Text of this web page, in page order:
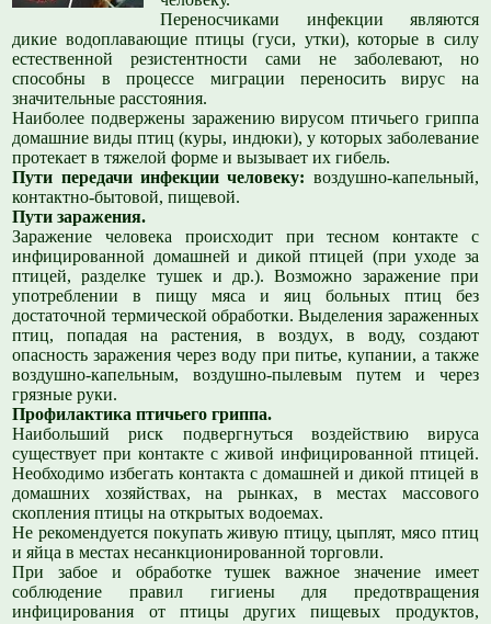
Переносчиками инфекции являются
дикие водоплавающие птицы (гуси, утки), которые в силу
естественной резистентности сами не заболевают, но
способны в процессе миграции переносить вирус на
значительные расстояния.
Наиболее подвержены заражению вирусом птичьего гриппа
домашние виды птиц (куры, индюки), у которых заболевание
протекает в тяжелой форме и вызывает их гибель.
Пути передачи инфекции человеку: воздушно-капельный,
контактно-бытовой, пищевой.
Пути заражения.
Заражение человека происходит при тесном контакте с
инфицированной домашней и дикой птицей (при уходе за
птицей, разделке тушек и др.). Возможно заражение при
употреблении в пищу мяса и яиц больных птиц без
достаточной термической обработки. Выделения зараженных
птиц, попадая на растения, в воздух, в воду, создают
опасность заражения через воду при питье, купании, а также
воздушно-капельным, воздушно-пылевым путем и через
грязные руки.
Профилактика птичьего гриппа.
Наибольший риск подвергнуться воздействию вируса
существует при контакте с живой инфицированной птицей.
Необходимо избегать контакта с домашней и дикой птицей в
домашних хозяйствах, на рынках, в местах массового
скопления птицы на открытых водоемах.
Не рекомендуется покупать живую птицу, цыплят, мясо птиц
и яйца в местах несанкционированной торговли.
При забое и обработке тушек важное значение имеет
соблюдение правил гигиены для предотвращения
инфицирования от птицы других пищевых продуктов,